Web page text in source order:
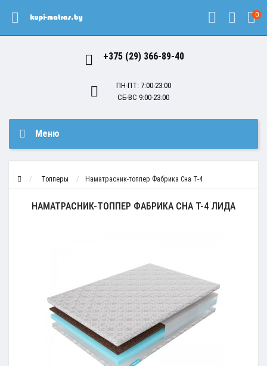
0
+375 (29) 366-89-40
ПН-ПТ: 7:00-23:00
СБ-ВС 9:00-23:00
Меню
Топперы Наматрасник-топпер Фабрика Сна Т-4
НАМАТРАСНИК-ТОППЕР ФАБРИКА СНА Т-4 ЛИДА